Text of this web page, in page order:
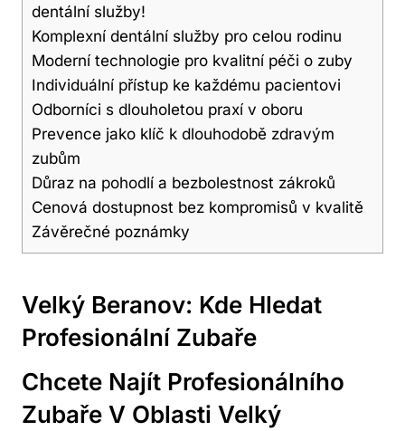
dentální služby!
Komplexní dentální služby pro celou rodinu
Moderní technologie pro kvalitní péči o zuby
Individuální přístup ke každému pacientovi
Odborníci s dlouholetou praxí v oboru
Prevence jako klíč k dlouhodobě zdravým
zubům
Důraz na pohodlí a bezbolestnost zákroků
Cenová dostupnost bez kompromisů v kvalitě
Závěrečné poznámky
Velký Beranov: Kde Hledat
Profesionální Zubaře
Chcete Najít Profesionálního
Zubaře V Oblasti Velký